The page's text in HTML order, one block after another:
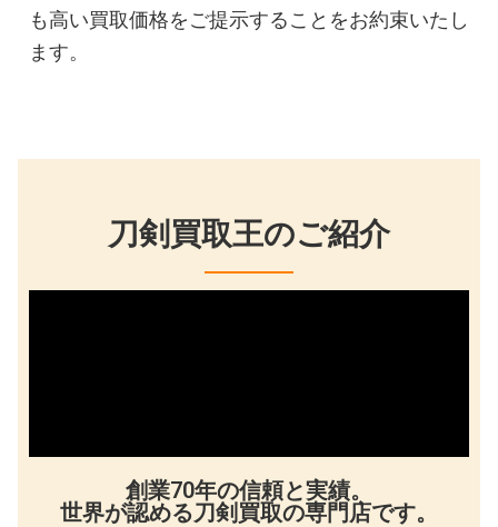
も高い買取価格をご提示することをお約束いたし
ます。
刀剣買取王のご紹介
創業70年の信頼と実績。
世界が認める刀剣買取の専門店です。